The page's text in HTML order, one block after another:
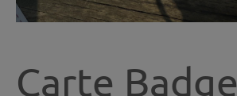
Carte Badge